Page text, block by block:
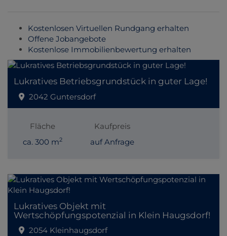
Kostenlosen Virtuellen Rundgang erhalten
Offene Jobangebote
Kostenlose Immobilienbewertung erhalten
Lukratives Betriebsgrundstück in guter Lage!
2042 Guntersdorf
Fläche
ca. 300 m2
Kaufpreis
auf Anfrage
Lukratives Objekt mit
Wertschöpfungspotenzial in Klein Haugsdorf!
2054 Kleinhaugsdorf